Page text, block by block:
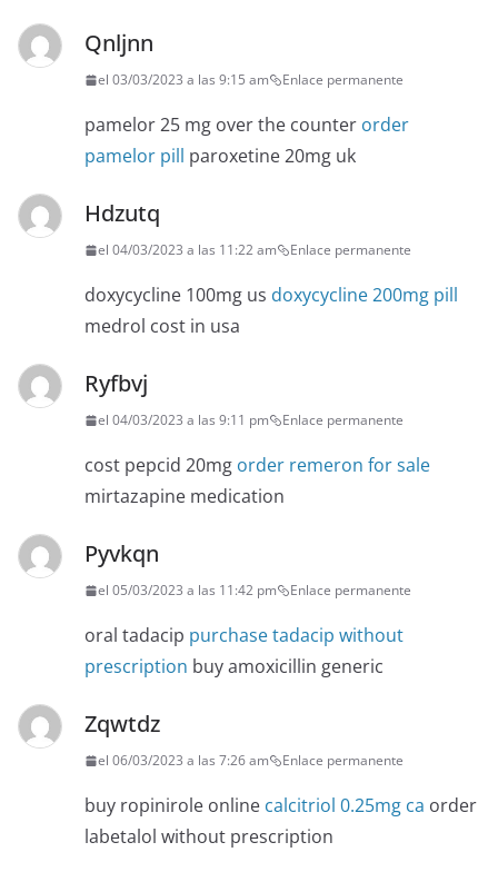
Qnljnn
el 03/03/2023 a las 9:15 am Enlace permanente
pamelor 25 mg over the counter order
pamelor pill paroxetine 20mg uk
Hdzutq
el 04/03/2023 a las 11:22 am Enlace permanente
doxycycline 100mg us doxycycline 200mg pill
medrol cost in usa
Ryfbvj
el 04/03/2023 a las 9:11 pm Enlace permanente
cost pepcid 20mg order remeron for sale
mirtazapine medication
Pyvkqn
el 05/03/2023 a las 11:42 pm Enlace permanente
oral tadacip purchase tadacip without
prescription buy amoxicillin generic
Zqwtdz
el 06/03/2023 a las 7:26 am Enlace permanente
buy ropinirole online calcitriol 0.25mg ca order
labetalol without prescription